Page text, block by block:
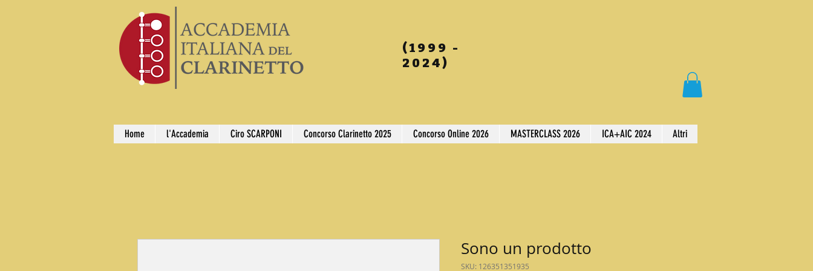
(1999 -
2024)
Home l'Accademia Ciro SCARPONI Concorso Clarinetto 2025 Concorso Online 2026 MASTERCLASS 2026 ICA+AIC 2024 Altri
Sono un prodotto
SKU: 126351351935